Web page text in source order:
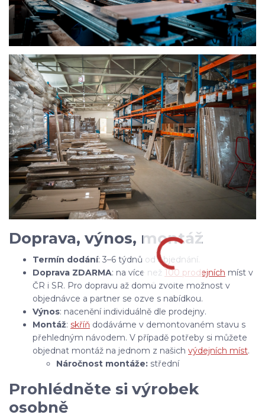
Doprava, výnos, montáž
Termín dodání: 3–6 týdnů od objednání.
Doprava ZDARMA: na více než 100 prodejních míst v
ČR i SR. Pro dopravu až domů zvolte možnost v
objednávce a partner se ozve s nabídkou.
Výnos: nacenění individuálně dle prodejny.
Montáž: skříň dodáváme v demontovaném stavu s
přehledným návodem. V případě potřeby si můžete
objednat montáž na jednom z našich výdejních míst.
Náročnost montáže: střední
Prohlédněte si výrobek
osobně